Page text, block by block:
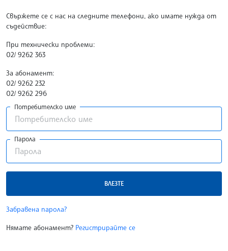
Свържете се с нас на следните телефони, ако имате нужда от
съдействие:
При технически проблеми:
02/ 9262 363
За абонамент:
02/ 9262 232
02/ 9262 296
Потребителско име
Парола
ВЛЕЗТЕ
Забравена парола?
Нямате абонамент? Регистрирайте се